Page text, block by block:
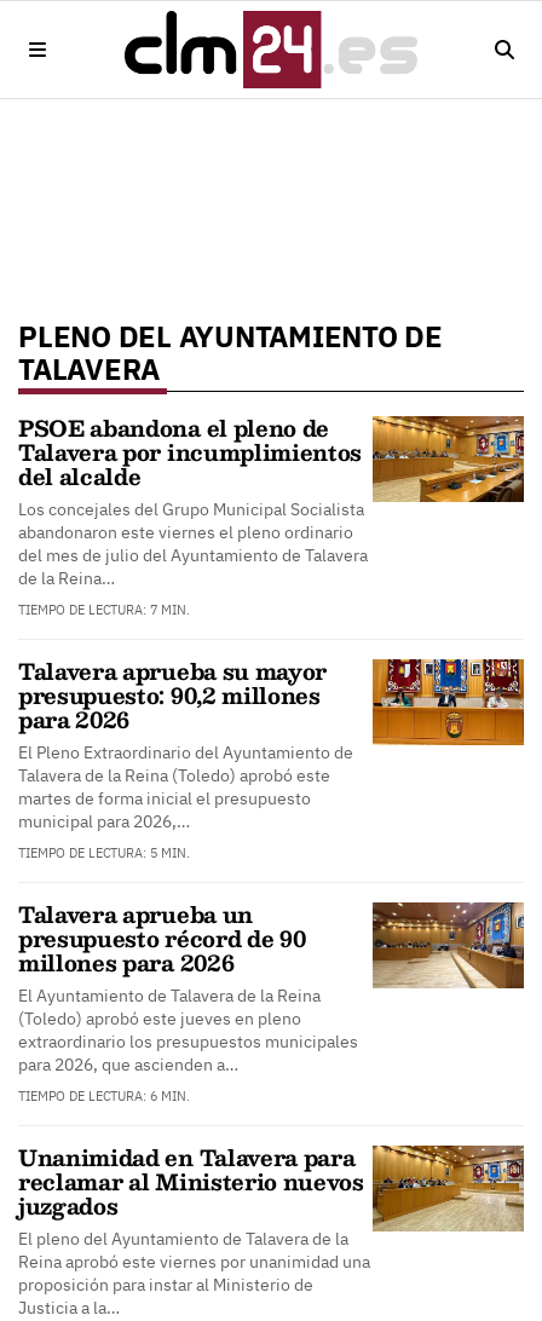
PLENO DEL AYUNTAMIENTO DE
TALAVERA
PSOE abandona el pleno de
Talavera por incumplimientos
del alcalde
Los concejales del Grupo Municipal Socialista
abandonaron este viernes el pleno ordinario
del mes de julio del Ayuntamiento de Talavera
de la Reina…
TIEMPO DE LECTURA: 7 MIN.
Talavera aprueba su mayor
presupuesto: 90,2 millones
para 2026
El Pleno Extraordinario del Ayuntamiento de
Talavera de la Reina (Toledo) aprobó este
martes de forma inicial el presupuesto
municipal para 2026,…
TIEMPO DE LECTURA: 5 MIN.
Talavera aprueba un
presupuesto récord de 90
millones para 2026
El Ayuntamiento de Talavera de la Reina
(Toledo) aprobó este jueves en pleno
extraordinario los presupuestos municipales
para 2026, que ascienden a…
TIEMPO DE LECTURA: 6 MIN.
Unanimidad en Talavera para
reclamar al Ministerio nuevos
juzgados
El pleno del Ayuntamiento de Talavera de la
Reina aprobó este viernes por unanimidad una
proposición para instar al Ministerio de
Justicia a la…